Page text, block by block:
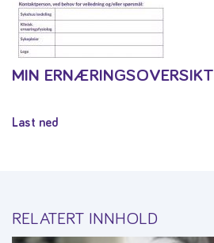
MIN ERNÆRINGSOVERSIKT
Last ned
RELATERT INNHOLD